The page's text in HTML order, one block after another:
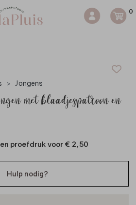
0
Jongens
met blaadjespatroon en
proefdruk voor € 2,50
Hulp nodig?